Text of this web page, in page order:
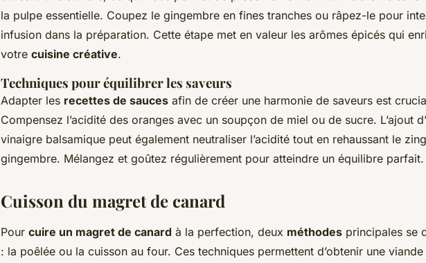
la pulpe essentielle. Coupez le gingembre en fines tranches ou râpez-le pour
infusion dans la préparation. Cette étape met en valeur les arômes épicés qui
votre cuisine créative.
Techniques pour équilibrer les saveurs
Adapter les recettes de sauces afin de créer une harmonie de saveurs est
Compensez l’acidité des oranges avec un soupçon de miel ou de sucre. L’ajout
vinaigre balsamique peut également neutraliser l’acidité tout en rehaussant le
gingembre. Mélangez et goûtez régulièrement pour atteindre un équilibre parfait.
Cuisson du magret de canard
Pour cuire un magret de canard à la perfection, deux méthodes principales se
: la poêlée ou la cuisson au four. Ces techniques permettent d’obtenir une